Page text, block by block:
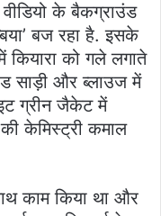
के बैकग्राउंड
बज रहा है. इसके
कियारा को गले लगाते
साड़ी और ब्लाउज में
ग्रीन जैकेट में
की केमिस्ट्री कमाल
काम किया था और